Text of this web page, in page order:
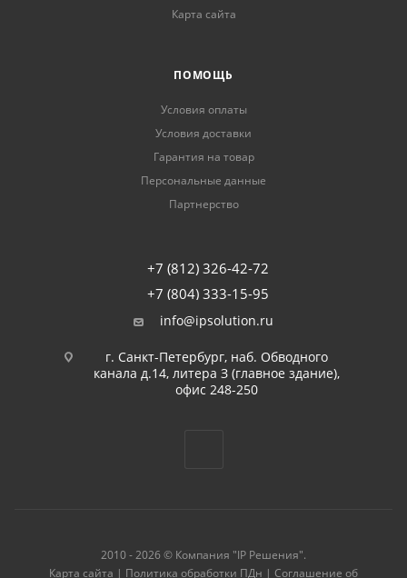
Карта сайта
ПОМОЩЬ
Условия оплаты
Условия доставки
Гарантия на товар
Персональные данные
Партнерство
+7 (812) 326-42-72
+7 (804) 333-15-95
info@ipsolution.ru
г. Санкт-Петербург, наб. Обводного
канала д.14, литера З (главное здание),
офис 248-250
2010 - 2026 © Компания "IP Решения".
Карта сайта | Политика обработки ПДн | Соглашение об